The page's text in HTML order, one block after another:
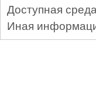
Доступная среда
Иная